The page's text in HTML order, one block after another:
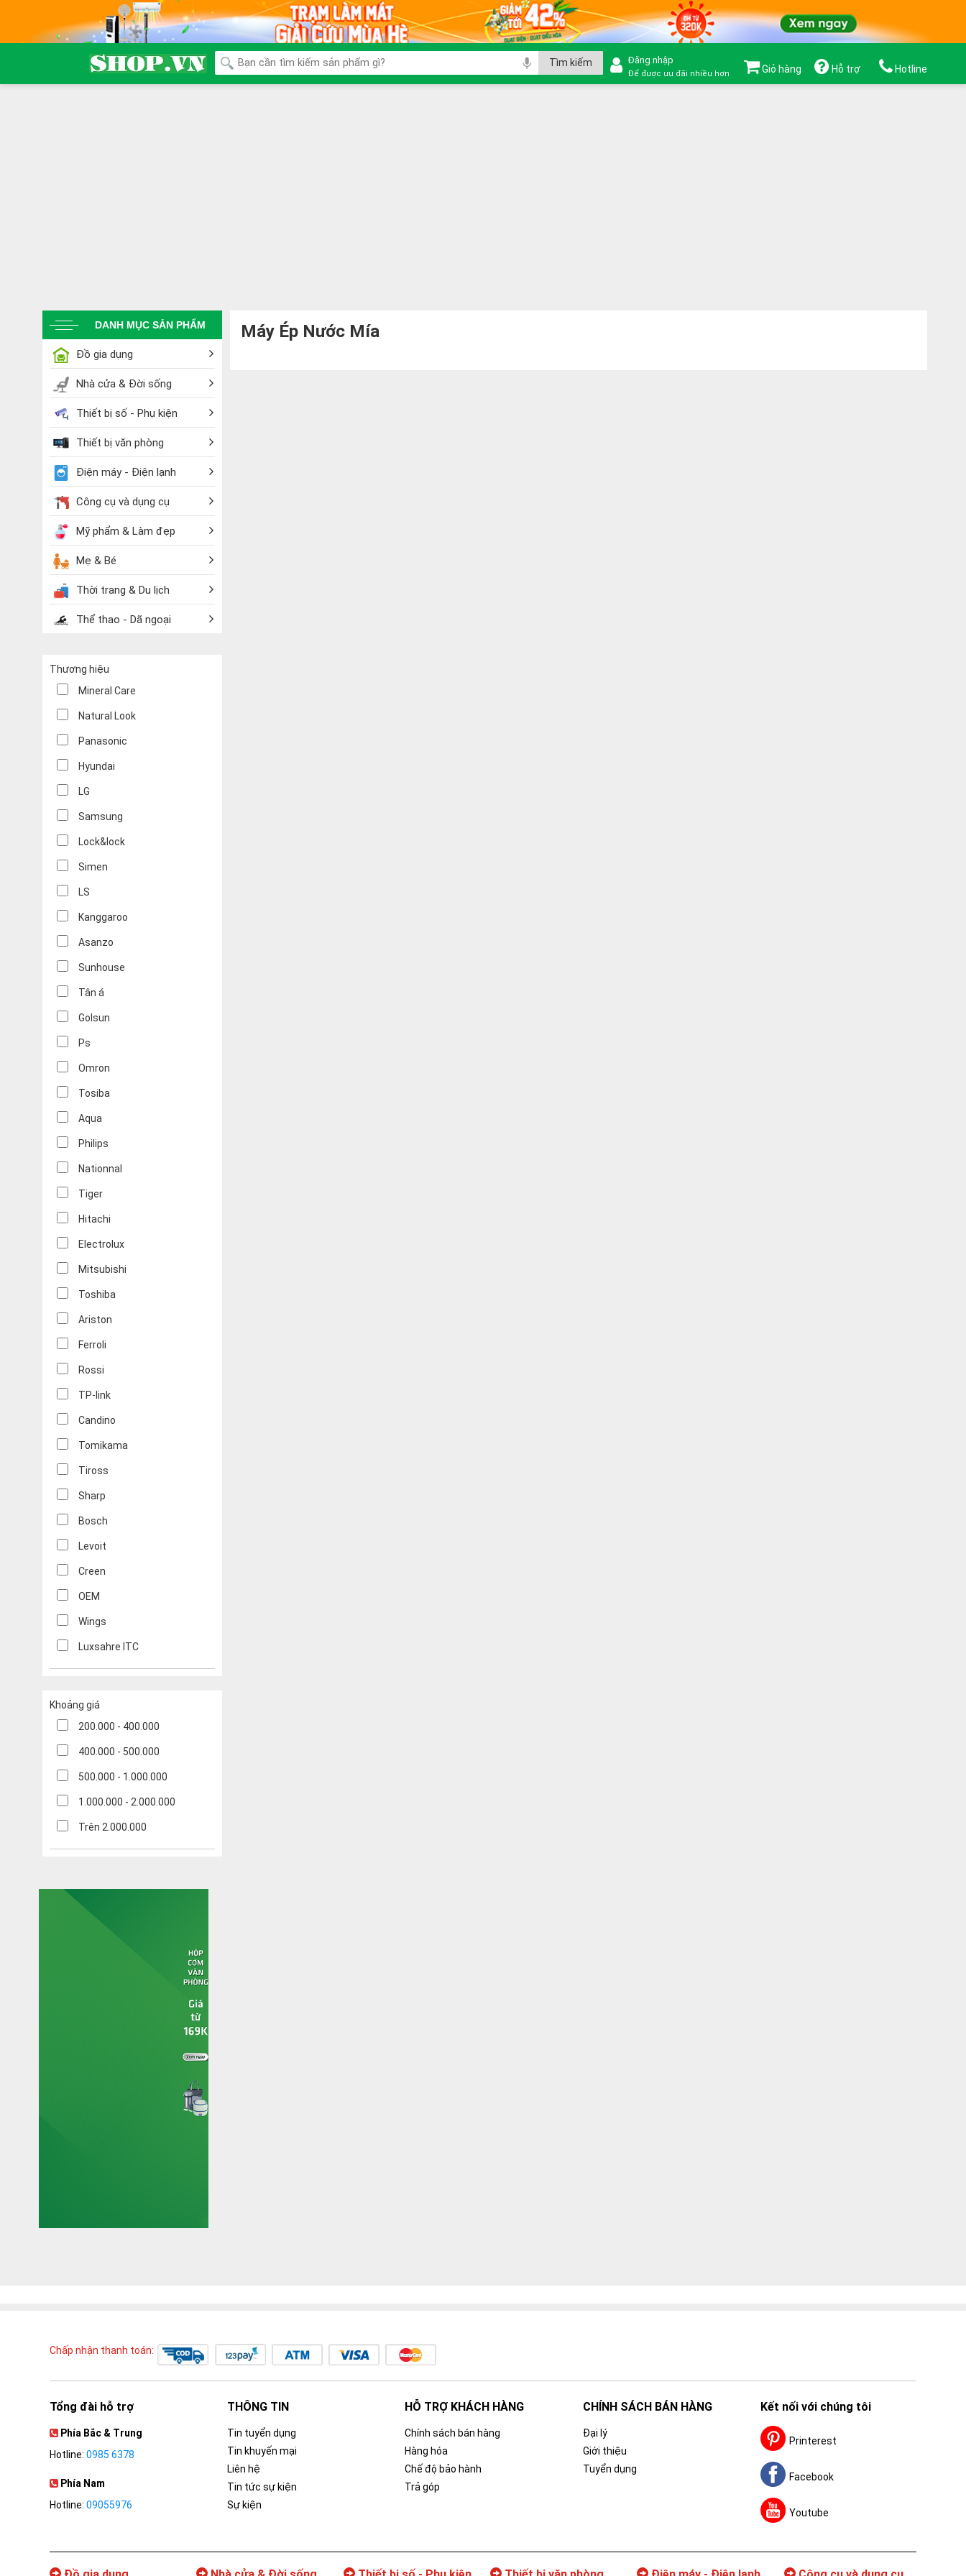
Đăng nhập
Để được ưu đãi nhiều hơn Giỏ hàng Hỗ trợ Hotline
DANH MỤC SẢN PHẨM
Đồ gia dụng
Nhà cửa & Đời sống
Thiết bị số - Phụ kiện
Thiết bị văn phòng
Điện máy - Điện lạnh
Công cụ và dụng cụ
Mỹ phẩm & Làm đẹp
Mẹ & Bé
Thời trang & Du lịch
Thể thao - Dã ngoại
Thương hiệu
Mineral Care
Natural Look
Panasonic
Hyundai
LG
Samsung
Lock&lock
Simen
LS
Kanggaroo
Asanzo
Sunhouse
Tân á
Golsun
Ps
Omron
Tosiba
Aqua
Philips
Nationnal
Tiger
Hitachi
Electrolux
Mitsubishi
Toshiba
Ariston
Ferroli
Rossi
TP-link
Candino
Tomikama
Tiross
Sharp
Bosch
Levoit
Creen
OEM
Wings
Luxsahre ITC
Khoảng giá
200.000 - 400.000
400.000 - 500.000
500.000 - 1.000.000
1.000.000 - 2.000.000
Trên 2.000.000
Máy Ép Nước Mía
Chấp nhận thanh toán:
Tổng đài hỗ trợ
Phía Bắc & Trung
Hotline: 0985 6378
Phía Nam
Hotline: 09055976
THÔNG TIN
Tin tuyển dụng
Tin khuyến mại
Liên hệ
Tin tức sự kiện
Sự kiện
HỖ TRỢ KHÁCH HÀNG
Chính sách bán hàng
Hàng hóa
Chế độ bảo hành
Trả góp
CHÍNH SÁCH BÁN HÀNG
Đại lý
Giới thiệu
Tuyển dụng
Kết nối với chúng tôi
Printerest
Facebook
Youtube